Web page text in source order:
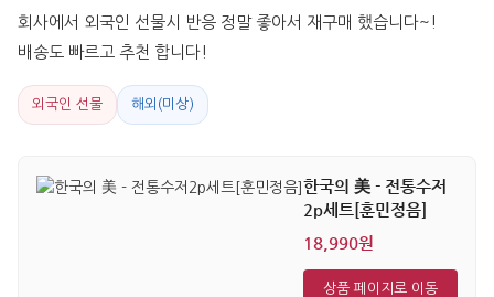
회사에서 외국인 선물시 반응 정말 좋아서 재구매 했습니다~!
배송도 빠르고 추천 합니다!
외국인 선물 해외(미상)
한국의 美 - 전통수저
2p세트[훈민정음]
18,990원
상품 페이지로 이동